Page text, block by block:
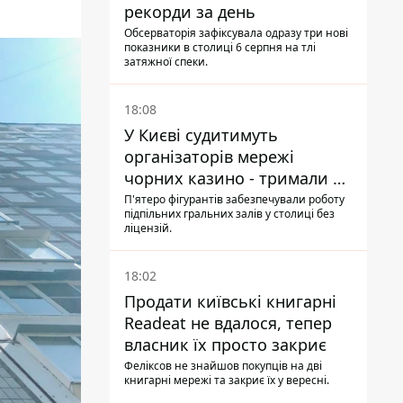
рекорди за день
Обсерваторія зафіксувала одразу три нові
показники в столиці 6 серпня на тлі
затяжної спеки.
18:08
У Києві судитимуть
організаторів мережі
чорних казино - тримали 39
закладів
П'ятеро фігурантів забезпечували роботу
підпільних гральних залів у столиці без
ліцензій.
18:02
Продати київські книгарні
Readeat не вдалося, тепер
власник їх просто закриє
Феліксов не знайшов покупців на дві
книгарні мережі та закриє їх у вересні.